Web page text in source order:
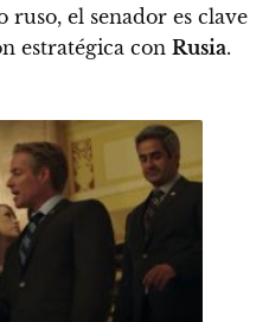
ruso, el senador es clave
estratégica con Rusia.